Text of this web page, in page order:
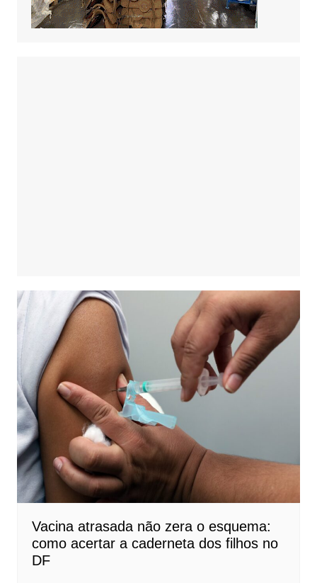
Vacina atrasada não zera o esquema:
como acertar a caderneta dos filhos no
DF